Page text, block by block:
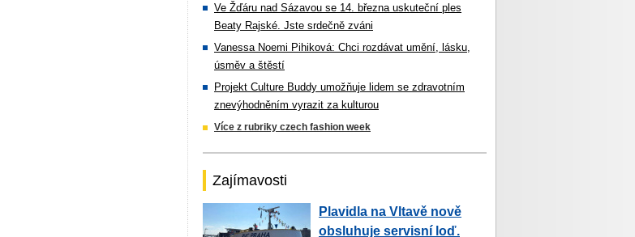
Ve Žďáru nad Sázavou se 14. března uskuteční ples
Beaty Rajské. Jste srdečně zváni
Vanessa Noemi Pihiková: Chci rozdávat umění, lásku,
úsměv a štěstí
Projekt Culture Buddy umožňuje lidem se zdravotním
znevýhodněním vyrazit za kulturou
Více z rubriky czech fashion week
Zajímavosti
Plavidla na Vltavě nově
obsluhuje servisní loď.